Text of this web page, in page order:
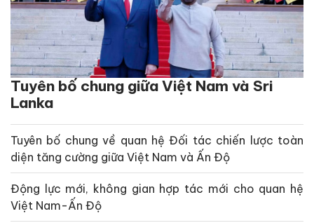
Tuyên bố chung giữa Việt Nam và Sri
Lanka
Tuyên bố chung về quan hệ Đối tác chiến lược toàn
diện tăng cường giữa Việt Nam và Ấn Độ
Động lực mới, không gian hợp tác mới cho quan hệ
Việt Nam-Ấn Độ